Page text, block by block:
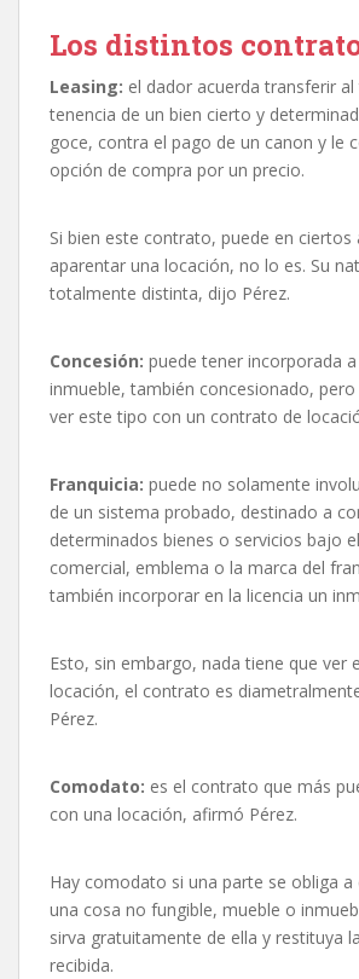
Los distintos
Leasing: el dador acuerda transferir
tenencia de un bien cierto y
goce, contra el pago de un canon y le
opción de compra por un precio.
Si bien este contrato, puede en ciertos
aparentar una locación, no lo es. Su
totalmente distinta, dijo Pérez.
Concesión: puede tener incorporada
inmueble, también concesionado,
ver este tipo con un contrato de
Franquicia: puede no solamente
de un sistema probado, destinado a
determinados bienes o servicios bajo
comercial, emblema o la marca del
también incorporar en la licencia un
Esto, sin embargo, nada tiene que ver
locación, el contrato es
Pérez.
Comodato: es el contrato que más
con una locación, afirmó Pérez.
Hay comodato si una parte se obliga
una cosa no fungible, mueble o
sirva gratuitamente de ella y restituya
recibida.